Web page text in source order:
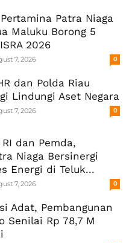
Patra Niaga
Maluku Borong 5
2026
7, 2026 0
dan Polda Riau
Lindungi Aset Negara
7, 2026 0
RI dan Pemda,
Niaga Bersinergi
Energi di Teluk...
7, 2026 0
Adat, Pembangunan
Senilai Rp 78,7 M